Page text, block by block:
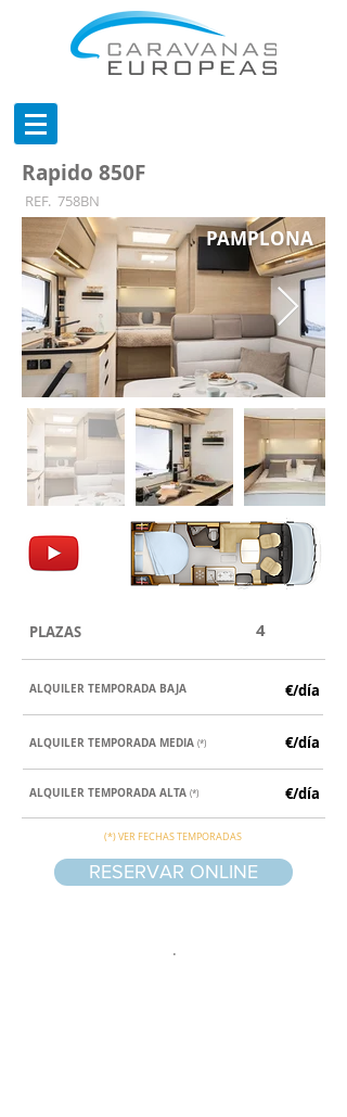
Rapido 850F
REF. 758BN
PAMPLONA
PLAZAS 4
ALQUILER TEMPORADA BAJA €/día
ALQUILER TEMPORADA MEDIA (*) €/día
ALQUILER TEMPORADA ALTA (*) €/día
(*) VER FECHAS TEMPORADAS
RESERVAR ONLINE
.